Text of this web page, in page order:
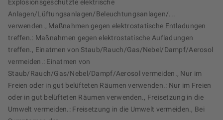
Explosionsgeschützte elektrische
Anlagen/Lüftungsanlagen/Beleuchtungsanlagen/...
verwenden., Maßnahmen gegen elektrostatische Entladungen
treffen.: Maßnahmen gegen elektrostatische Aufladungen
treffen., Einatmen von Staub/Rauch/Gas/Nebel/Dampf/Aerosol
vermeiden.: Einatmen von
Staub/Rauch/Gas/Nebel/Dampf/Aerosol vermeiden., Nur im
Freien oder in gut belüfteten Räumen verwenden.: Nur im Freien
oder in gut belüfteten Räumen verwenden., Freisetzung in die
Umwelt vermeiden.: Freisetzung in die Umwelt vermeiden., Bei